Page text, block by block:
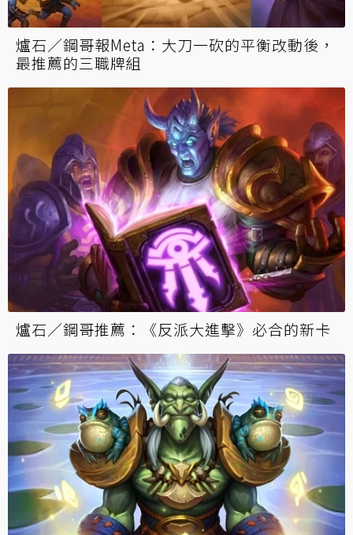
爐石／鋼哥報Meta：大刀一砍的平衡改動後，
最推薦的三職牌組
爐石／鋼哥推薦：《反派大進擊》必合的新卡